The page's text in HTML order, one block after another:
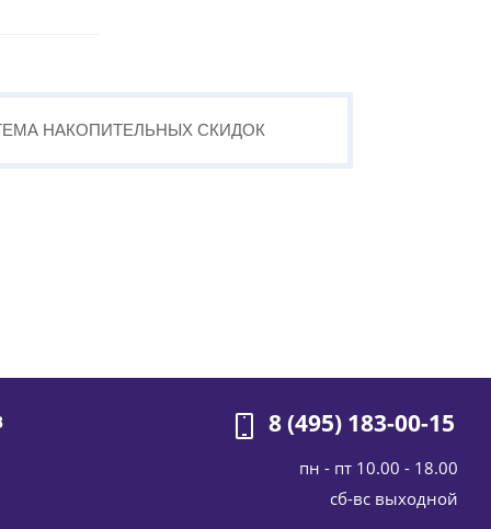
НАКОПИТЕЛЬНЫХ СКИДОК
8 (495) 183-00-15
пн - пт 10.00 - 18.00
cб-вс выходной